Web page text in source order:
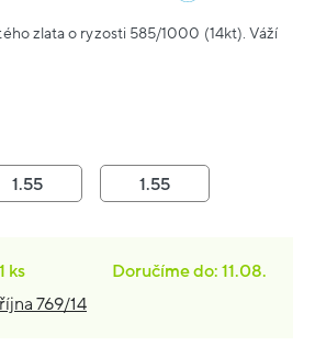
zlata o ryzosti 585/1000 (14kt). Váží
1.55 1.55
ks
Doručíme do: 11.08.
769/14